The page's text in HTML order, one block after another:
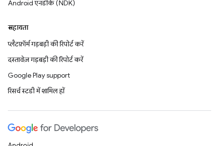
Android एनडीके (NDK)
सहायता
प्लैटफ़ॉर्म गड़बड़ी की रिपोर्ट करें
दस्तावेज़ गड़बड़ी की रिपोर्ट करें
Google Play support
रिसर्च स्टडी में शामिल हों